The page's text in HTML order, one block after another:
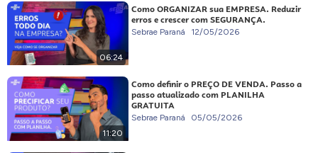
06:24
Como ORGANIZAR sua EMPRESA. Reduzir
erros e crescer com SEGURANÇA.
Sebrae Paraná 12/05/2026
11:20
Como definir o PREÇO DE VENDA. Passo a
passo atualizado com PLANILHA
GRATUITA
Sebrae Paraná 05/05/2026